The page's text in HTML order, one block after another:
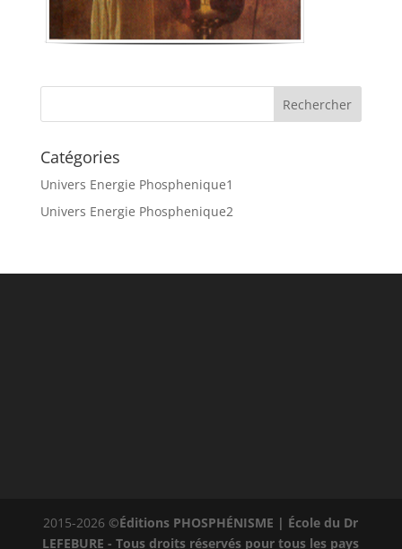
Catégories
Univers Energie Phosphenique1
Univers Energie Phosphenique2
2015-2026 ©Éditions PHOSPHÉNISME | École du Dr
LEFEBURE - Tous droits réservés pour tous les pays